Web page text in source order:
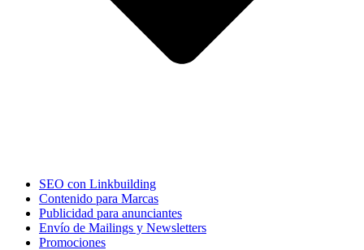
SEO con Linkbuilding
Contenido para Marcas
Publicidad para anunciantes
Envío de Mailings y Newsletters
Promociones